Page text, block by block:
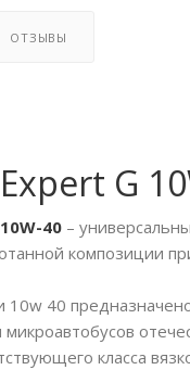
ОТЗЫВЫ
G
40 –
композиции
40
микроавтобусов
класса